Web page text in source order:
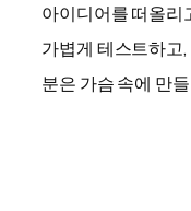
아이디어를 떠올리
가볍게 테스트하고
분은 가슴 속에 만